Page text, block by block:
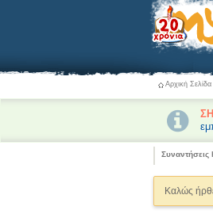
Αρχική Σελίδα
Συναντήσεις
Καλώς